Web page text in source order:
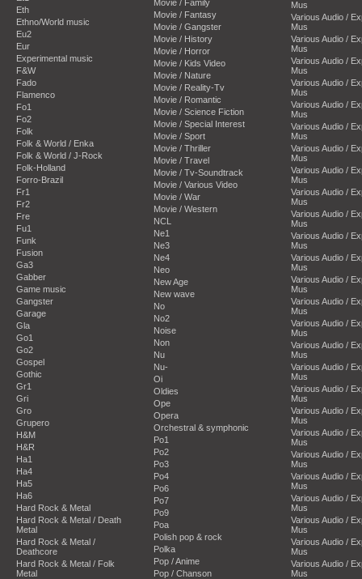
Eth
Ethno/World music
Eu2
Eur
Experimental music
F&W
Fado
Flamenco
Fo1
Fo2
Folk
Folk & World / Enka
Folk & World / J-Rock
Folk-Holland
Forro-Brazil
Fr1
Fr2
Fre
Fu1
Funk
Fusion
Ga3
Gabber
Game music
Gangster
Garage
Gla
Go1
Go2
Gospel
Gothic
Gr1
Gri
Gro
Grupero
H&M
H&R
Ha1
Ha4
Ha5
Ha6
Hard Rock & Metal
Hard Rock & Metal / Death
Metal
Hard Rock & Metal /
Deathcore
Hard Rock & Metal / Folk
Metal
Movie / Family
Movie / Fantasy
Movie / Gangster
Movie / History
Movie / Horror
Movie / Kids Video
Movie / Nature
Movie / Reality-Tv
Movie / Romantic
Movie / Science Fiction
Movie / Special Interest
Movie / Sport
Movie / Thriller
Movie / Travel
Movie / Tv-Soundtrack
Movie / Various Video
Movie / War
Movie / Western
NCL
Ne1
Ne3
Ne4
Neo
New Age
New wave
No
No2
Noise
Non
Nu
Nu-
Oi
Oldies
Ope
Opera
Orchestral & symphonic
Po1
Po2
Po3
Po4
Po6
Po7
Po9
Poa
Polish pop & rock
Polka
Pop / Anime
Pop / Chanson
Mus
Various Audio /
Mus
Various Audio /
Mus
Various Audio /
Mus
Various Audio /
Mus
Various Audio /
Mus
Various Audio /
Mus
Various Audio /
Mus
Various Audio /
Mus
Various Audio /
Mus
Various Audio /
Mus
Various Audio /
Mus
Various Audio /
Mus
Various Audio /
Mus
Various Audio /
Mus
Various Audio /
Mus
Various Audio /
Mus
Various Audio /
Mus
Various Audio /
Mus
Various Audio /
Mus
Various Audio /
Mus
Various Audio /
Mus
Various Audio /
Mus
Various Audio /
Mus
Various Audio /
Mus
Various Audio /
Mus
Various Audio /
Mus